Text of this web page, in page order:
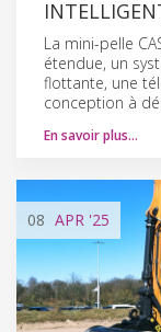
La mini-pelle
étendue, un
flottante, une
conception à
En savoir plus…
08 APR '25